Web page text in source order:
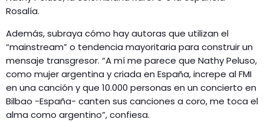
Rosalía.
Además, subraya cómo hay autoras que utilizan el
“mainstream” o tendencia mayoritaria para construir un
mensaje transgresor. “A mí me parece que Nathy Peluso,
como mujer argentina y criada en España, increpe al FMI
en una canción y que 10.000 personas en un concierto en
Bilbao -España- canten sus canciones a coro, me toca el
alma como argentino”, confiesa.